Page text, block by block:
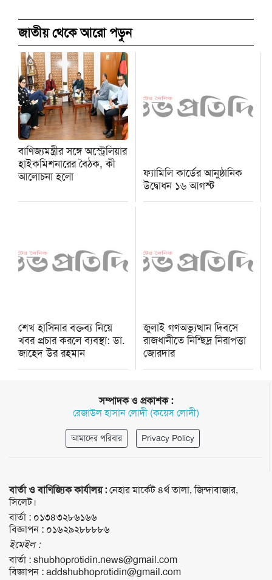
জাতীয় থেকে আরো পড়ুন
বাণিজ্যমন্ত্রীর সঙ্গে অস্ট্রেলিয়ার
হাইকমিশনারের বৈঠক, কী
আলোচনা হলো
ফ্যামিলি কার্ডের আনুষ্ঠানিক
উদ্বোধন ১৬ আগস্ট
শেখ হাসিনার বক্তব্য নিয়ে
খবর প্রচার করলে ব্যবস্থা: ডা.
জাহেদ উর রহমান
জুলাই গণঅভ্যুত্থান দিবসে
রাজধানীতে নিশ্ছিদ্র নিরাপত্তা
জোরদার
সম্পাদক ও প্রকাশক :
রেজাউল হাসান লোদী (কয়েস লোদী)
আমাদের পরিবার Privacy Policy
বার্তা ও বাণিজ্যিক কার্যালয় :নেহার মার্কেট ৪র্থ তালা, জিন্দাবাজার,
সিলেট।
বার্তা : ০১৩৪৩২৮৬১৬৬
বিজ্ঞাপন : ০১৬২৯২৮৮৮৮৬
ইমেইল :
বার্তা :shubhoprotidin.news@gmail.com
বিজ্ঞাপন :addshubhoprotidin@gmail.com